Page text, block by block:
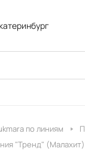
по линиям
"Тренд" (Малахит)